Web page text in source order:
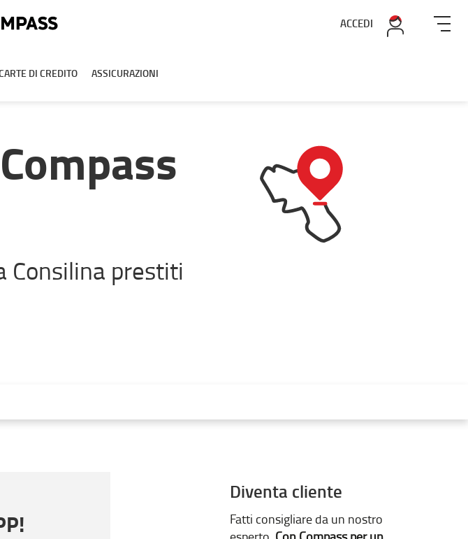
ACCEDI
DI CREDITO ASSICURAZIONI
Consilina prestiti
Diventa cliente
Fatti consigliare da un nostro